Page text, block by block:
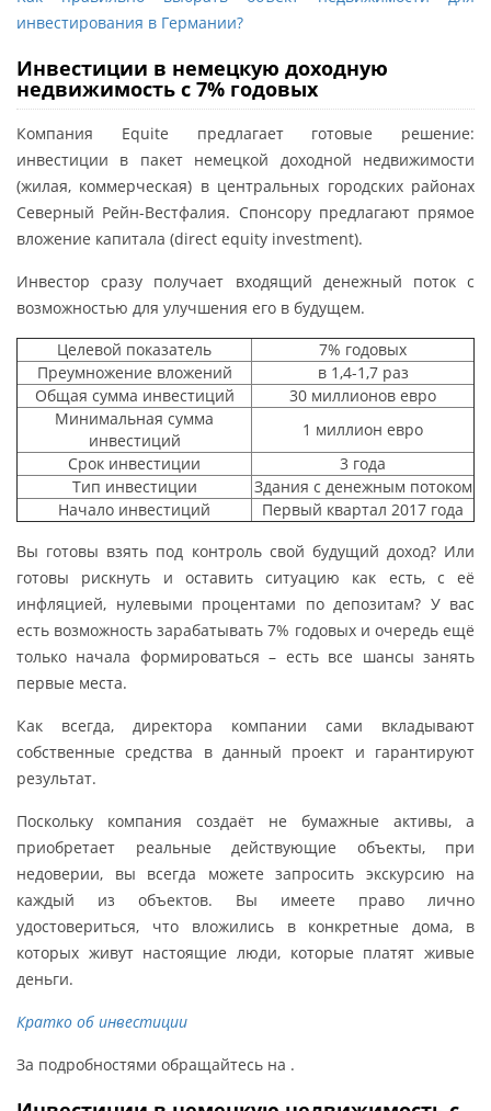
инвестирования в Германии?
Инвестиции в немецкую доходную
недвижимость с 7% годовых
Компания Equite предлагает готовые решение:
инвестиции в пакет немецкой доходной недвижимости
(жилая, коммерческая) в центральных городских районах
Северный Рейн-Вестфалия. Спонсору предлагают прямое
вложение капитала (direct equity investment).
Инвестор сразу получает входящий денежный поток с
возможностью для улучшения его в будущем.
Целевой показатель
7% годовых
Преумножение вложений
в 1,4-1,7 раз
Общая сумма инвестиций
30 миллионов евро
Минимальная сумма
инвестиций
1 миллион евро
Срок инвестиции
3 года
Тип инвестиции
Здания с денежным потоком
Начало инвестиций
Первый квартал 2017 года
Вы готовы взять под контроль свой будущий доход? Или
готовы рискнуть и оставить ситуацию как есть, с её
инфляцией, нулевыми процентами по депозитам? У вас
есть возможность зарабатывать 7% годовых и очередь ещё
только начала формироваться – есть все шансы занять
первые места.
Как всегда, директора компании сами вкладывают
собственные средства в данный проект и гарантируют
результат.
Поскольку компания создаёт не бумажные активы, а
приобретает реальные действующие объекты, при
недоверии, вы всегда можете запросить экскурсию на
каждый из объектов. Вы имеете право лично
удостовериться, что вложились в конкретные дома, в
которых живут настоящие люди, которые платят живые
деньги.
Кратко об инвестиции
За подробностями обращайтесь на .